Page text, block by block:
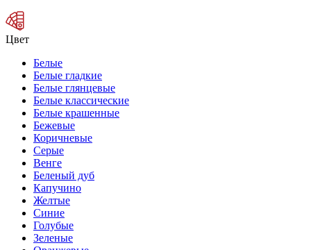
Цвет
Белые
Белые гладкие
Белые глянцевые
Белые классические
Белые крашенные
Бежевые
Коричневые
Серые
Венге
Беленый дуб
Капучино
Желтые
Синие
Голубые
Зеленые